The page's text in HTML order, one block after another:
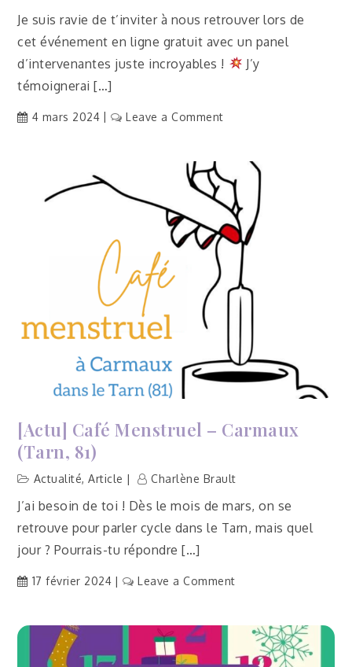
Je suis ravie de t’inviter à nous retrouver lors de
cet événement en ligne gratuit avec un panel
d’intervenantes juste incroyables !
J’y
témoignerai […]
4 mars 2024 Leave a Commenton
dans
ma
culotte
ligne
[Actu] Café Menstruel – Carmaux
(Tarn, 81)
Actualité,Article Charlène Brault
J’ai besoin de toi ! Dès le mois de mars, on se
retrouve pour parler cycle dans le Tarn, mais quel
jour ? Pourrais-tu répondre […]
17 février 2024 Leave a Commenton
menstruel
–